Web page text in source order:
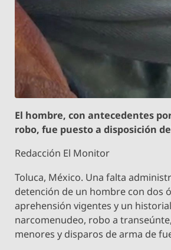
El hombre, con antecedentes
robo, fue puesto a disposición
Redacción El Monitor
Toluca, México. Una falta
detención de un hombre con dos
aprehensión vigentes y un
narcomenudeo, robo a
menores y disparos de arma de